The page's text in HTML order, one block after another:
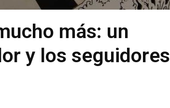
más: un
y los seguidores